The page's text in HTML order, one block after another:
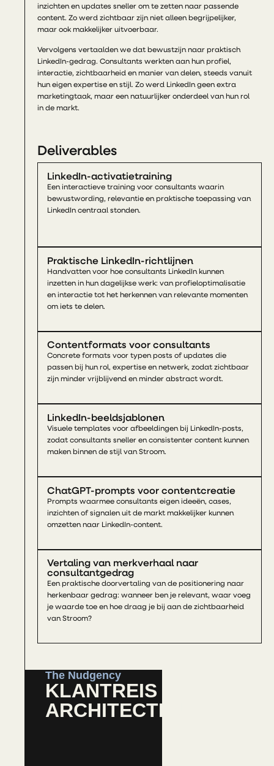
inzichten en updates sneller om te zetten naar passende
content. Zo werd zichtbaar zijn niet alleen begrijpelijker,
maar ook makkelijker uitvoerbaar.
Vervolgens vertaalden we dat bewustzijn naar praktisch
LinkedIn-gedrag. Consultants werkten aan hun profiel,
interactie, zichtbaarheid en manier van delen, steeds vanuit
hun eigen expertise en stijl. Zo werd LinkedIn geen extra
marketingtaak, maar een natuurlijker onderdeel van hun rol
in de markt.
Deliverables
LinkedIn-activatietraining
Een interactieve training voor consultants waarin
bewustwording, relevantie en praktische toepassing van
LinkedIn centraal stonden.
Praktische LinkedIn-richtlijnen
Handvatten voor hoe consultants LinkedIn kunnen
inzetten in hun dagelijkse werk: van profieloptimalisatie
en interactie tot het herkennen van relevante momenten
om iets te delen.
Contentformats voor consultants
Concrete formats voor typen posts of updates die
passen bij hun rol, expertise en netwerk, zodat zichtbaar
zijn minder vrijblijvend en minder abstract wordt.
LinkedIn-beeldsjablonen
Visuele templates voor afbeeldingen bij LinkedIn-posts,
zodat consultants sneller en consistenter content kunnen
maken binnen de stijl van Stroom.
ChatGPT-prompts voor contentcreatie
Prompts waarmee consultants eigen ideeën, cases,
inzichten of signalen uit de markt makkelijker kunnen
omzetten naar LinkedIn-content.
Vertaling van merkverhaal naar
consultantgedrag
Een praktische doorvertaling van de positionering naar
herkenbaar gedrag: wanneer ben je relevant, waar voeg
je waarde toe en hoe draag je bij aan de zichtbaarheid
van Stroom?
The Nudgency
KLANTREIS
ARCHITECTEN